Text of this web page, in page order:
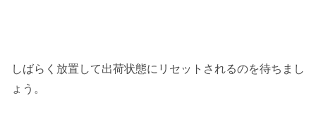
しばらく放置して出荷状態にリセットされるのを待ちまし
ょう。